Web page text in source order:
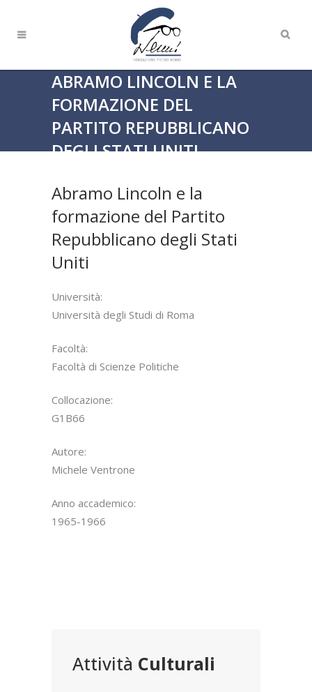
ABRAMO LINCOLN E LA
FORMAZIONE DEL
PARTITO REPUBBLICANO
DEGLI STATI UNITI
Abramo Lincoln e la
formazione del Partito
Repubblicano degli Stati
Uniti
Università:
Università degli Studi di Roma
Facoltà:
Facoltà di Scienze Politiche
Collocazione:
G1B66
Autore:
Michele Ventrone
Anno accademico:
1965-1966
Attività Culturali